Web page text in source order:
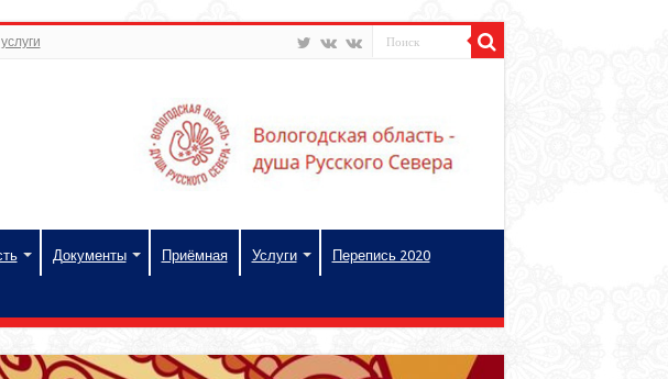
Документы Приёмная Услуги Перепись 2020